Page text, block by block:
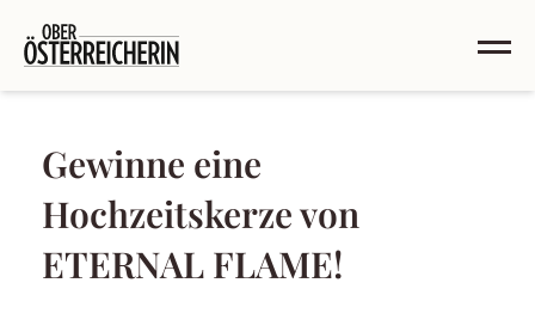
Gewinne eine
Hochzeitskerze von
ETERNAL FLAME!